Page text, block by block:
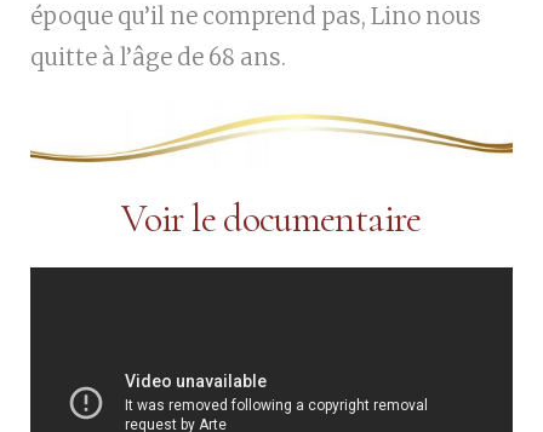
époque qu’il ne comprend pas, Lino nous
quitte à l’âge de 68 ans.
Voir le documentaire